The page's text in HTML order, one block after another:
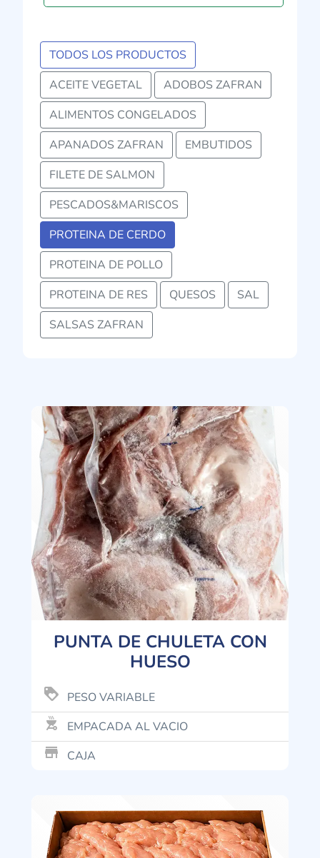
TODOS LOS PRODUCTOS
ACEITE VEGETAL
ADOBOS ZAFRAN
ALIMENTOS CONGELADOS
APANADOS ZAFRAN
EMBUTIDOS
FILETE DE SALMON
PESCADOS&MARISCOS
PROTEINA DE CERDO
PROTEINA DE POLLO
PROTEINA DE RES
QUESOS
SAL
SALSAS ZAFRAN
PUNTA DE CHULETA CON
HUESO
loyalty PESO VARIABLE
outdoor_grill EMPACADA AL VACIO
store_mall_directory CAJA